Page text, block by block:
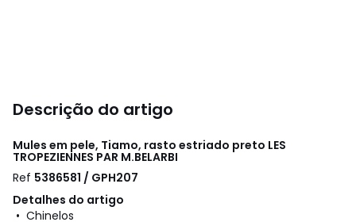
Descrição do artigo
Mules em pele, Tiamo, rasto estriado preto LES
TROPEZIENNES PAR M.BELARBI
Ref 5386581 / GPH207
Detalhes do artigo
• Chinelos